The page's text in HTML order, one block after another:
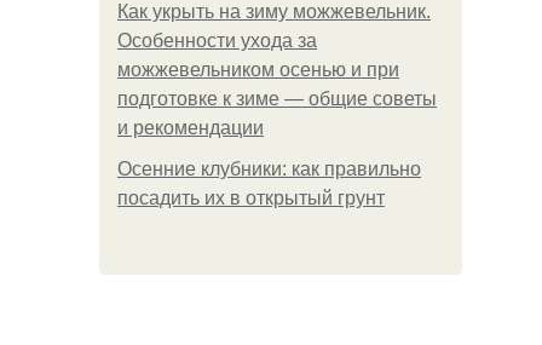
Как укрыть на зиму можжевельник.
Особенности ухода за
можжевельником осенью и при
подготовке к зиме — общие советы
и рекомендации
Осенние клубники: как правильно
посадить их в открытый грунт